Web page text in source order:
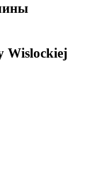
Wislockiej